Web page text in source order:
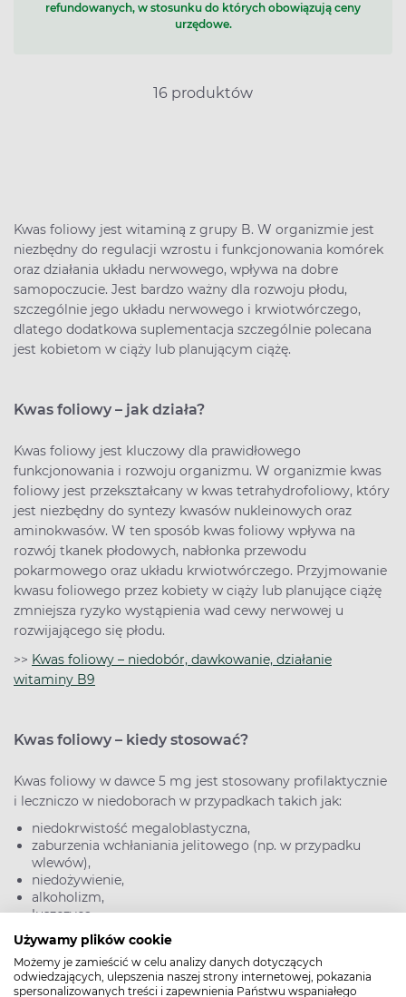
Używamy plików cookie
Możemy je zamieścić w celu analizy danych dotyczących
odwiedzających, ulepszenia naszej strony internetowej, pokazania
spersonalizowanych treści i zapewnienia Państwu wspaniałego
refundowanych, w stosunku do których obowiązują ceny
urzędowe.
16 produktów
Kwas foliowy jest witaminą z grupy B. W organizmie jest
niezbędny do regulacji wzrostu i funkcjonowania komórek
oraz działania układu nerwowego, wpływa na dobre
samopoczucie. Jest bardzo ważny dla rozwoju płodu,
szczególnie jego układu nerwowego i krwiotwórczego,
dlatego dodatkowa suplementacja szczególnie polecana
jest kobietom w ciąży lub planującym ciążę.
Kwas foliowy – jak działa?
Kwas foliowy jest kluczowy dla prawidłowego
funkcjonowania i rozwoju organizmu. W organizmie kwas
foliowy jest przekształcany w kwas tetrahydrofoliowy, który
jest niezbędny do syntezy kwasów nukleinowych oraz
aminokwasów. W ten sposób kwas foliowy wpływa na
rozwój tkanek płodowych, nabłonka przewodu
pokarmowego oraz układu krwiotwórczego. Przyjmowanie
kwasu foliowego przez kobiety w ciąży lub planujące ciążę
zmniejsza ryzyko wystąpienia wad cewy nerwowej u
rozwijającego się płodu.
>> Kwas foliowy – niedobór, dawkowanie, działanie
witaminy B9
Kwas foliowy – kiedy stosować?
Kwas foliowy w dawce 5 mg jest stosowany profilaktycznie
i leczniczo w niedoborach w przypadkach takich jak:
niedokrwistość megaloblastyczna,
zaburzenia wchłaniania jelitowego (np. w przypadku
wlewów),
niedożywienie,
alkoholizm,
łuszczyca.
Jest również zalecany u pacjentów przyjmujących:
leki przeciwdrgawkowe,